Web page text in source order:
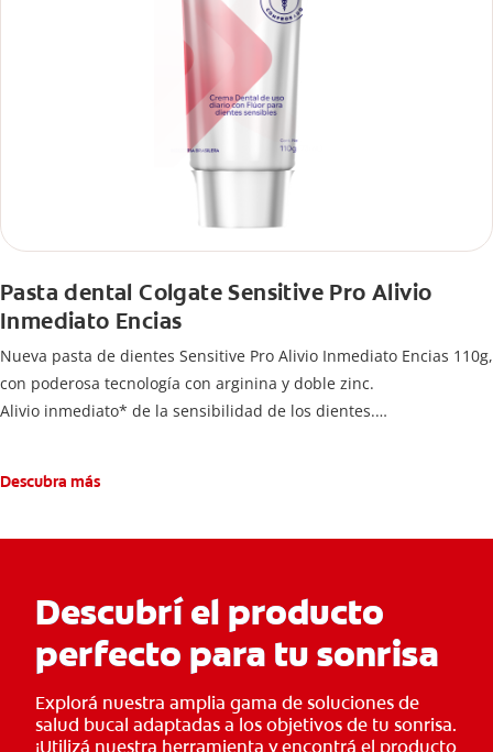
Pasta dental Colgate Sensitive Pro Alivio
Inmediato Encias
Nueva pasta de dientes Sensitive Pro Alivio Inmediato Encias 110g,
con poderosa tecnología con arginina y doble zinc.
Alivio inmediato* de la sensibilidad de los dientes.
Descubra más
Descubrí el producto
perfecto para tu sonrisa
Explorá nuestra amplia gama de soluciones de
salud bucal adaptadas a los objetivos de tu sonrisa.
¡Utilizá nuestra herramienta y encontrá el producto